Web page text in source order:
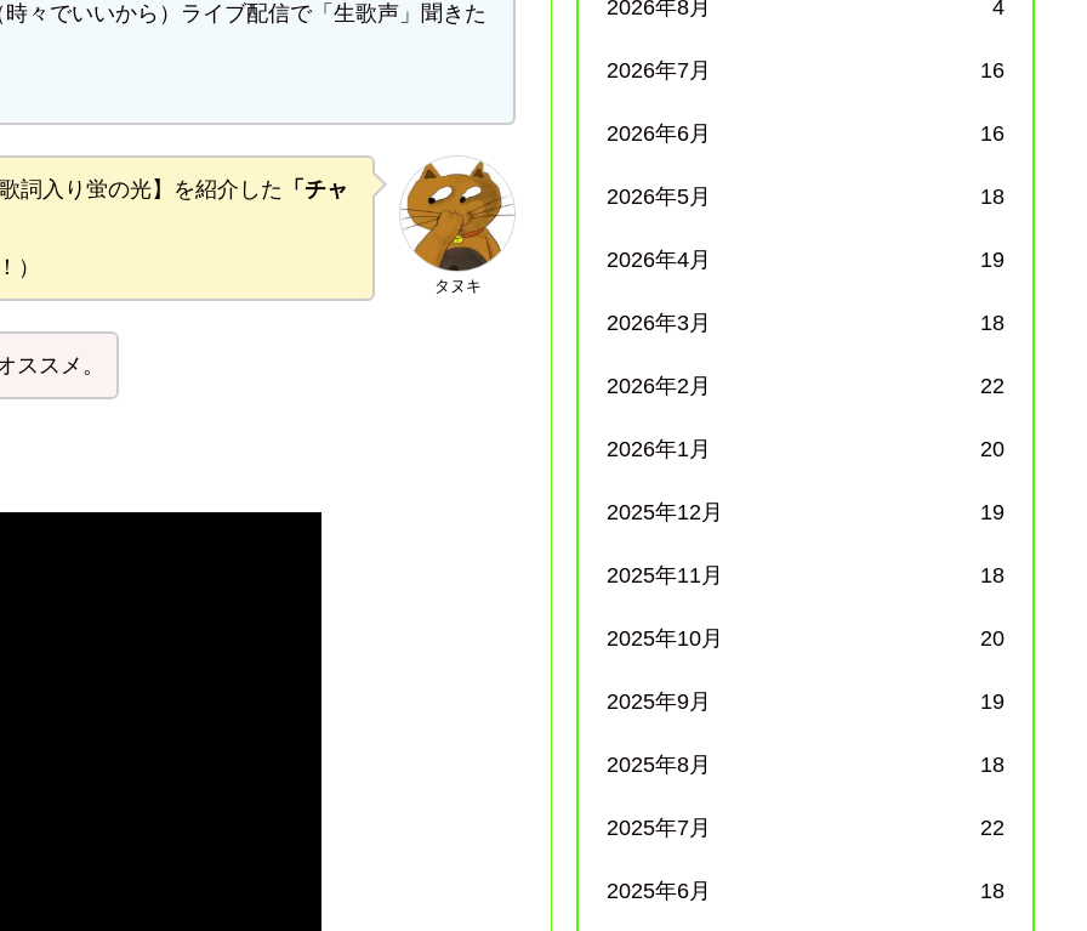
々でいいから）ライブ配信で「生歌声」聞きた
タヌキ
詞入り蛍の光】を紹介した 「チャ
）
ススメ。
2026年8月 4
2026年7月 16
2026年6月 16
2026年5月 18
2026年4月 19
2026年3月 18
2026年2月 22
2026年1月 20
2025年12月 19
2025年11月 18
2025年10月 20
2025年9月 19
2025年8月 18
2025年7月 22
2025年6月 18